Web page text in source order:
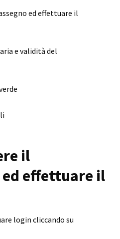
ed effettuare il
e validità del
il
effettuare il
login cliccando su